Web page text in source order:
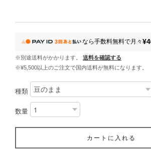
なら手数料無料で月々
※別途送料がかかります。
送料を確認する
※¥5,500以上のご注文で国内送料が無料になります。
種類
数量
カートに入れる